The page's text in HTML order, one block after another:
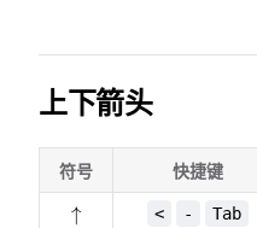
上下箭头
符号 快捷键
\uparrow
↑ < - Tab